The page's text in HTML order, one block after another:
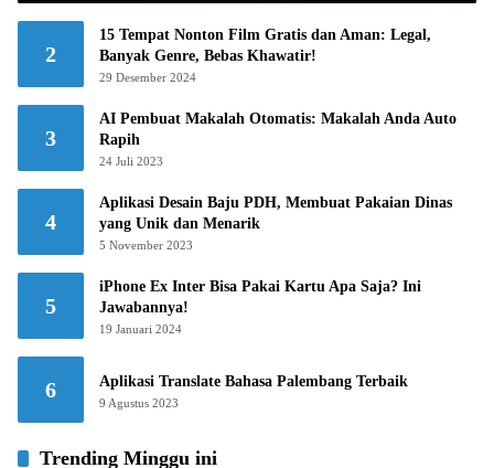
2
15 Tempat Nonton Film Gratis dan Aman: Legal,
Banyak Genre, Bebas Khawatir!
29 Desember 2024
3
AI Pembuat Makalah Otomatis: Makalah Anda Auto
Rapih
24 Juli 2023
4
Aplikasi Desain Baju PDH, Membuat Pakaian Dinas
yang Unik dan Menarik
5 November 2023
5
iPhone Ex Inter Bisa Pakai Kartu Apa Saja? Ini
Jawabannya!
19 Januari 2024
6 Aplikasi Translate Bahasa Palembang Terbaik
9 Agustus 2023
Trending Minggu ini